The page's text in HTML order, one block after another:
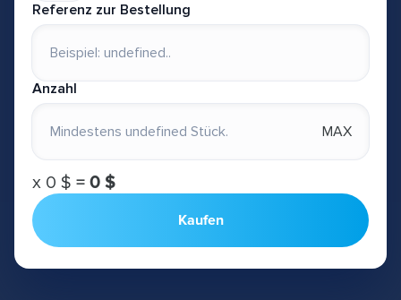
Referenz zur Bestellung
Anzahl
MAX
х 0 $ = 0 $
Kaufen